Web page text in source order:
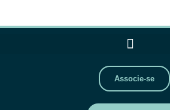
Associe-se